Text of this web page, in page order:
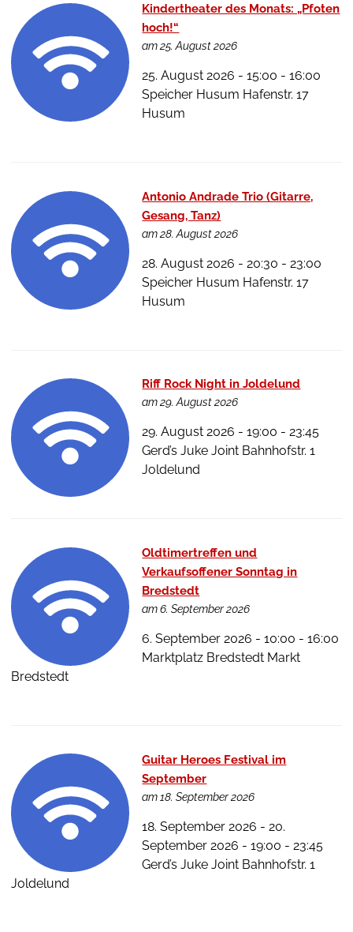
Kindertheater des Monats: „Pfoten
hoch!“
am 25. August 2026
25. August 2026 - 15:00 - 16:00
Speicher Husum Hafenstr. 17
Husum
Antonio Andrade Trio (Gitarre,
Gesang, Tanz)
am 28. August 2026
28. August 2026 - 20:30 - 23:00
Speicher Husum Hafenstr. 17
Husum
Riff Rock Night in Joldelund
am 29. August 2026
29. August 2026 - 19:00 - 23:45
Gerd’s Juke Joint Bahnhofstr. 1
Joldelund
Oldtimertreffen und
Verkaufsoffener Sonntag in
Bredstedt
am 6. September 2026
6. September 2026 - 10:00 - 16:00
Marktplatz Bredstedt Markt
Bredstedt
Guitar Heroes Festival im
September
am 18. September 2026
18. September 2026 - 20.
September 2026 - 19:00 - 23:45
Gerd’s Juke Joint Bahnhofstr. 1
Joldelund